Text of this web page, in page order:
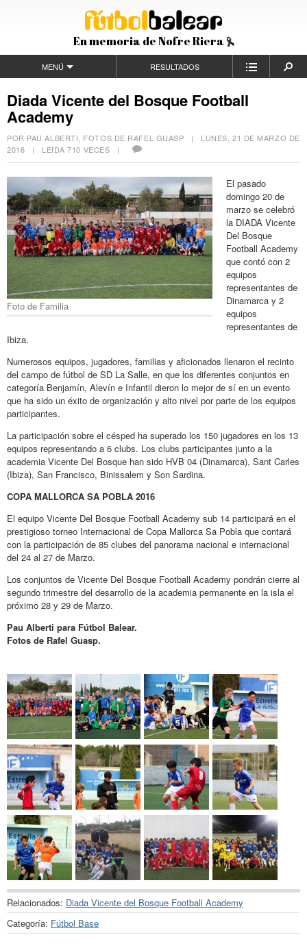
En memoria de Nofre Riera
MENÚ RESULTADOS
Diada Vicente del Bosque Football
Academy
POR PAU ALBERTI, FOTOS DE RAFEL GUASP | LUNES, 21 DE MARZO DE
2016 | LEÍDA 710 VECES |
Foto de Familia
El pasado
domingo 20 de
marzo se celebró
la DIADA Vicente
Del Bosque
Football Academy
que contó con 2
equipos
representantes de
Dinamarca y 2
equipos
representantes de
Ibiza.
Numerosos equipos, jugadores, familias y aficionados llenaron el recinto
del campo de fútbol de SD La Salle, en que los diferentes conjuntos en
categoría Benjamín, Alevín e Infantil dieron lo mejor de sí en un evento
que ha sido un éxito de organización y alto nivel por parte de los equipos
participantes.
La participación sobre el césped ha superado los 150 jugadores en los 13
equipos representando a 6 clubs. Los clubs participantes junto a la
academia Vicente Del Bosque han sido HVB 04 (Dinamarca), Sant Carles
(Ibiza), San Francisco, Binissalem y Son Sardina.
COPA MALLORCA SA POBLA 2016
El equipo Vicente Del Bosque Football Academy sub 14 participará en el
prestigioso torneo Internacional de Copa Mallorca Sa Pobla que contará
con la participación de 85 clubes del panorama nacional e internacional
del 24 al 27 de Marzo.
Los conjuntos de Vicente Del Bosque Football Academy pondrán cierre al
segundo trimestre del desarrollo de la academia permanente en la isla el
próximo 28 y 29 de Marzo.
Pau Alberti para Fútbol Balear.
Fotos de Rafel Guasp.
Relacionados: Diada Vicente del Bosque Football Academy
Categoría: Fútbol Base